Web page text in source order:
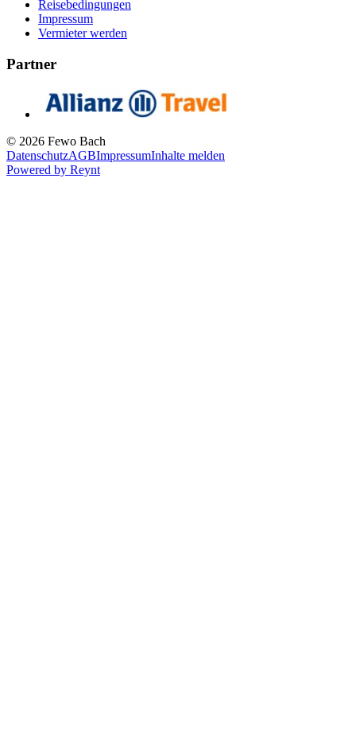
Reisebedingungen
Impressum
Vermieter werden
Partner
© 2026 Fewo Bach
DatenschutzAGBImpressumInhalte melden
Powered by Reynt